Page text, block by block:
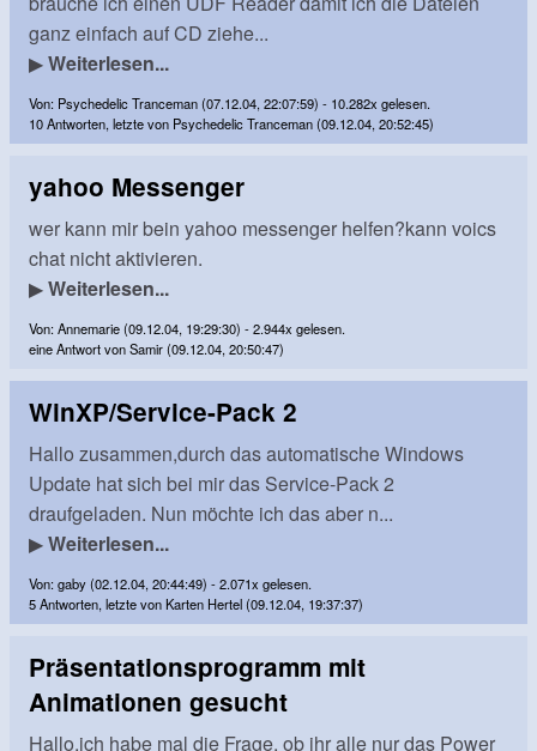
ganz einfach auf CD ziehe...
▶Weiterlesen...
Von: Psychedelic Tranceman (07.12.04, 22:07:59) - 10.282x gelesen.
10 Antworten, letzte von Psychedelic Tranceman (09.12.04, 20:52:45)
yahoo Messenger
wer kann mir bein yahoo messenger helfen?kann voics
chat nicht aktivieren.
▶Weiterlesen...
Von: Annemarie (09.12.04, 19:29:30) - 2.944x gelesen.
eine Antwort von Samir (09.12.04, 20:50:47)
WinXP/Service-Pack 2
Hallo zusammen,durch das automatische Windows
Update hat sich bei mir das Service-Pack 2
draufgeladen. Nun möchte ich das aber n...
▶Weiterlesen...
Von: gaby (02.12.04, 20:44:49) - 2.071x gelesen.
5 Antworten, letzte von Karten Hertel (09.12.04, 19:37:37)
Präsentationsprogramm mit
Animationen gesucht
Hallo,ich habe mal die Frage, ob ihr alle nur das Power